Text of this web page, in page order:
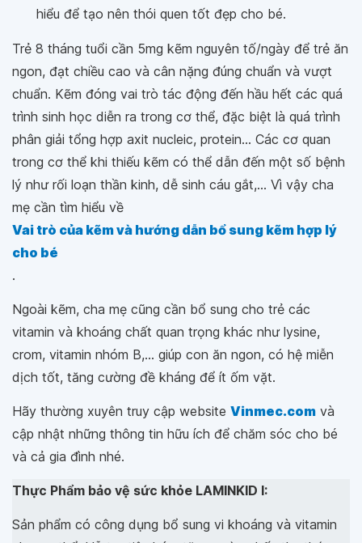
hiểu để tạo nên thói quen tốt đẹp cho bé.
Trẻ 8 tháng tuổi cần 5mg kẽm nguyên tố/ngày để trẻ ăn
ngon, đạt chiều cao và cân nặng đúng chuẩn và vượt
chuẩn. Kẽm đóng vai trò tác động đến hầu hết các quá
trình sinh học diễn ra trong cơ thể, đặc biệt là quá trình
phân giải tổng hợp axit nucleic, protein... Các cơ quan
trong cơ thể khi thiếu kẽm có thể dẫn đến một số bệnh
lý như rối loạn thần kinh, dễ sinh cáu gắt,... Vì vậy cha
mẹ cần tìm hiểu về
Vai trò của kẽm và hướng dẫn bổ sung kẽm hợp lý
cho bé
.
Ngoài kẽm, cha mẹ cũng cần bổ sung cho trẻ các
vitamin và khoáng chất quan trọng khác như lysine,
crom, vitamin nhóm B,... giúp con ăn ngon, có hệ miễn
dịch tốt, tăng cường đề kháng để ít ốm vặt.
Hãy thường xuyên truy cập website Vinmec.com và
cập nhật những thông tin hữu ích để chăm sóc cho bé
và cả gia đình nhé.
Thực Phẩm bảo vệ sức khỏe LAMINKID I:
Sản phẩm có công dụng bổ sung vi khoáng và vitamin